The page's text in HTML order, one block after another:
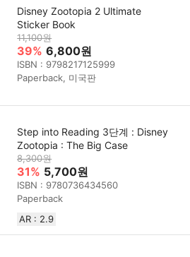
Disney Zootopia 2 Ultimate
Sticker Book
11,100원
39% 6,800원
ISBN : 9798217125999
Paperback, 미국판
Step into Reading 3단계 : Disney
Zootopia : The Big Case
8,300원
31% 5,700원
ISBN : 9780736434560
Paperback
AR : 2.9